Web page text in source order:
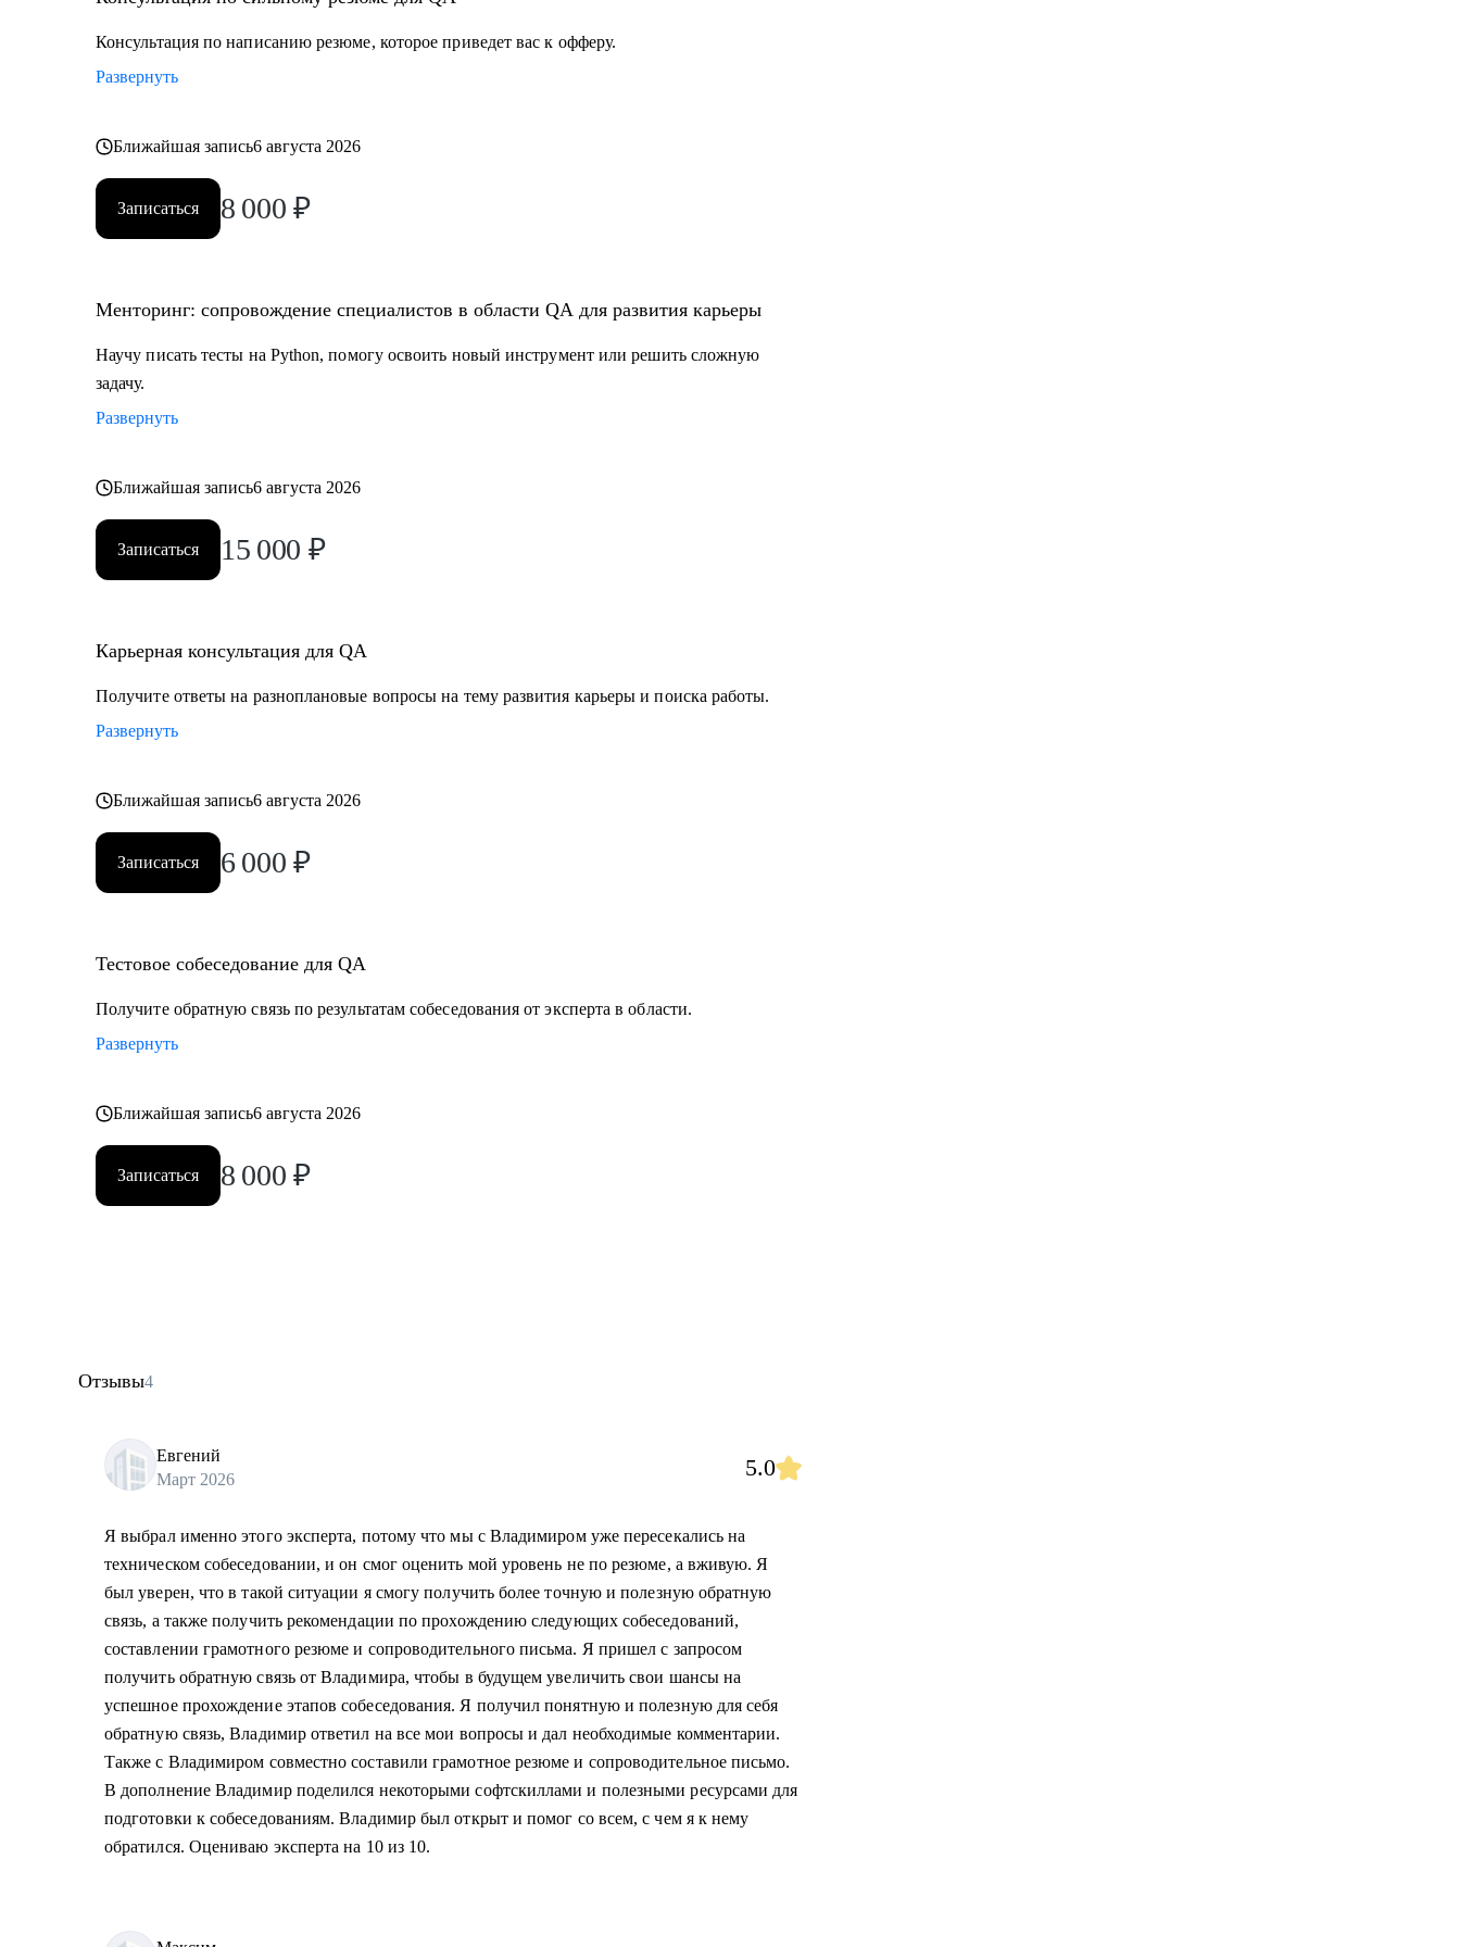
• Всем, кто только собирается начать работать в области QA или в IT.
• Тем, кто не может найти первую работу в IT.
• Тем, кто столкнулся со сложной задачей на проекте.
Консультация по написанию резюме, которое приведет вас к офферу.
Развернуть
Ближайшая запись6 августа 2026
Записаться 8 000 ₽
Менторинг: сопровождение специалистов в области QA для развития карьеры
Научу писать тесты на Python, помогу освоить новый инструмент или решить сложную
задачу.
Развернуть
Ближайшая запись6 августа 2026
Записаться 15 000 ₽
Карьерная консультация для QA
Получите ответы на разноплановые вопросы на тему развития карьеры и поиска работы.
Развернуть
Ближайшая запись6 августа 2026
Записаться 6 000 ₽
Тестовое собеседование для QA
Получите обратную связь по результатам собеседования от эксперта в области.
Развернуть
Ближайшая запись6 августа 2026
Записаться 8 000 ₽
Отзывы4
Евгений
Март 2026
5.0
Я выбрал именно этого эксперта, потому что мы с Владимиром уже пересекались на
техническом собеседовании, и он смог оценить мой уровень не по резюме, а вживую. Я
был уверен, что в такой ситуации я смогу получить более точную и полезную обратную
связь, а также получить рекомендации по прохождению следующих собеседований,
составлении грамотного резюме и сопроводительного письма. Я пришел с запросом
получить обратную связь от Владимира, чтобы в будущем увеличить свои шансы на
успешное прохождение этапов собеседования. Я получил понятную и полезную для себя
обратную связь, Владимир ответил на все мои вопросы и дал необходимые комментарии.
Также с Владимиром совместно составили грамотное резюме и сопроводительное письмо.
В дополнение Владимир поделился некоторыми софтскиллами и полезными ресурсами для
подготовки к собеседованиям. Владимир был открыт и помог со всем, с чем я к нему
обратился. Оцениваю эксперта на 10 из 10.